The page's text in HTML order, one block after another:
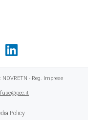
NOVRETN - Reg. Imprese
Policy